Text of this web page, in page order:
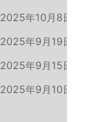
2025年10月8日
2025年9月19日
2025年9月15日
2025年9月10日